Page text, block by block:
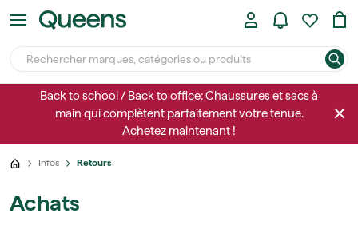
Back to school / Back to office: Chaussures et sacs à
main qui complètent parfaitement votre tenue.
Achetez maintenant !
Infos Retours
Achats